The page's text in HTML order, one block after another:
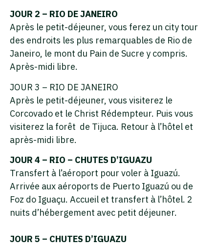
JOUR 2 – RIO DE JANEIRO
Après le petit-déjeuner, vous ferez un city tour
des endroits les plus remarquables de Rio de
Janeiro, le mont du Pain de Sucre y compris.
Après-midi libre.
JOUR 3 – RIO DE JANEIRO
Après le petit-déjeuner, vous visiterez le
Corcovado et le Christ Rédempteur. Puis vous
visiterez la forêt de Tijuca. Retour à l’hôtel et
après-midi libre.
JOUR 4 – RIO – CHUTES D’IGUAZU
Transfert à l’aéroport pour voler à Iguazú.
Arrivée aux aéroports de Puerto Iguazú ou de
Foz do Iguaçu. Accueil et transfert à l’hôtel. 2
nuits d’hébergement avec petit déjeuner.
JOUR 5 – CHUTES D’IGUAZU